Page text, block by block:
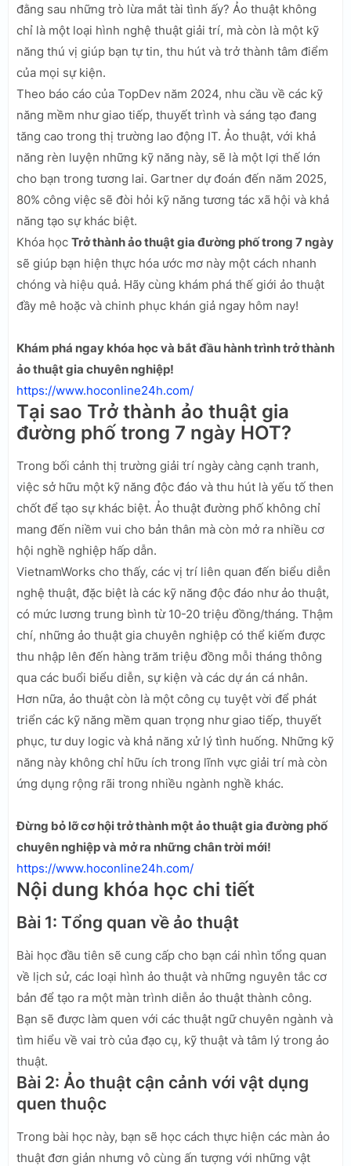
đằng sau những trò lừa mắt tài tình ấy? Ảo thuật không
chỉ là một loại hình nghệ thuật giải trí, mà còn là một kỹ
năng thú vị giúp bạn tự tin, thu hút và trở thành tâm điểm
của mọi sự kiện.
Theo báo cáo của TopDev năm 2024, nhu cầu về các kỹ
năng mềm như giao tiếp, thuyết trình và sáng tạo đang
tăng cao trong thị trường lao động IT. Ảo thuật, với khả
năng rèn luyện những kỹ năng này, sẽ là một lợi thế lớn
cho bạn trong tương lai. Gartner dự đoán đến năm 2025,
80% công việc sẽ đòi hỏi kỹ năng tương tác xã hội và khả
năng tạo sự khác biệt.
Khóa học Trở thành ảo thuật gia đường phố trong 7 ngày
sẽ giúp bạn hiện thực hóa ước mơ này một cách nhanh
chóng và hiệu quả. Hãy cùng khám phá thế giới ảo thuật
đầy mê hoặc và chinh phục khán giả ngay hôm nay!
Khám phá ngay khóa học và bắt đầu hành trình trở thành
ảo thuật gia chuyên nghiệp!
https://www.hoconline24h.com/
Tại sao Trở thành ảo thuật gia
đường phố trong 7 ngày HOT?
Trong bối cảnh thị trường giải trí ngày càng cạnh tranh,
việc sở hữu một kỹ năng độc đáo và thu hút là yếu tố then
chốt để tạo sự khác biệt. Ảo thuật đường phố không chỉ
mang đến niềm vui cho bản thân mà còn mở ra nhiều cơ
hội nghề nghiệp hấp dẫn.
VietnamWorks cho thấy, các vị trí liên quan đến biểu diễn
nghệ thuật, đặc biệt là các kỹ năng độc đáo như ảo thuật,
có mức lương trung bình từ 10-20 triệu đồng/tháng. Thậm
chí, những ảo thuật gia chuyên nghiệp có thể kiếm được
thu nhập lên đến hàng trăm triệu đồng mỗi tháng thông
qua các buổi biểu diễn, sự kiện và các dự án cá nhân.
Hơn nữa, ảo thuật còn là một công cụ tuyệt vời để phát
triển các kỹ năng mềm quan trọng như giao tiếp, thuyết
phục, tư duy logic và khả năng xử lý tình huống. Những kỹ
năng này không chỉ hữu ích trong lĩnh vực giải trí mà còn
ứng dụng rộng rãi trong nhiều ngành nghề khác.
Đừng bỏ lỡ cơ hội trở thành một ảo thuật gia đường phố
chuyên nghiệp và mở ra những chân trời mới!
https://www.hoconline24h.com/
Nội dung khóa học chi tiết
Bài 1: Tổng quan về ảo thuật
Bài học đầu tiên sẽ cung cấp cho bạn cái nhìn tổng quan
về lịch sử, các loại hình ảo thuật và những nguyên tắc cơ
bản để tạo ra một màn trình diễn ảo thuật thành công.
Bạn sẽ được làm quen với các thuật ngữ chuyên ngành và
tìm hiểu về vai trò của đạo cụ, kỹ thuật và tâm lý trong ảo
thuật.
Bài 2: Ảo thuật cận cảnh với vật dụng
quen thuộc
Trong bài học này, bạn sẽ học cách thực hiện các màn ảo
thuật đơn giản nhưng vô cùng ấn tượng với những vật